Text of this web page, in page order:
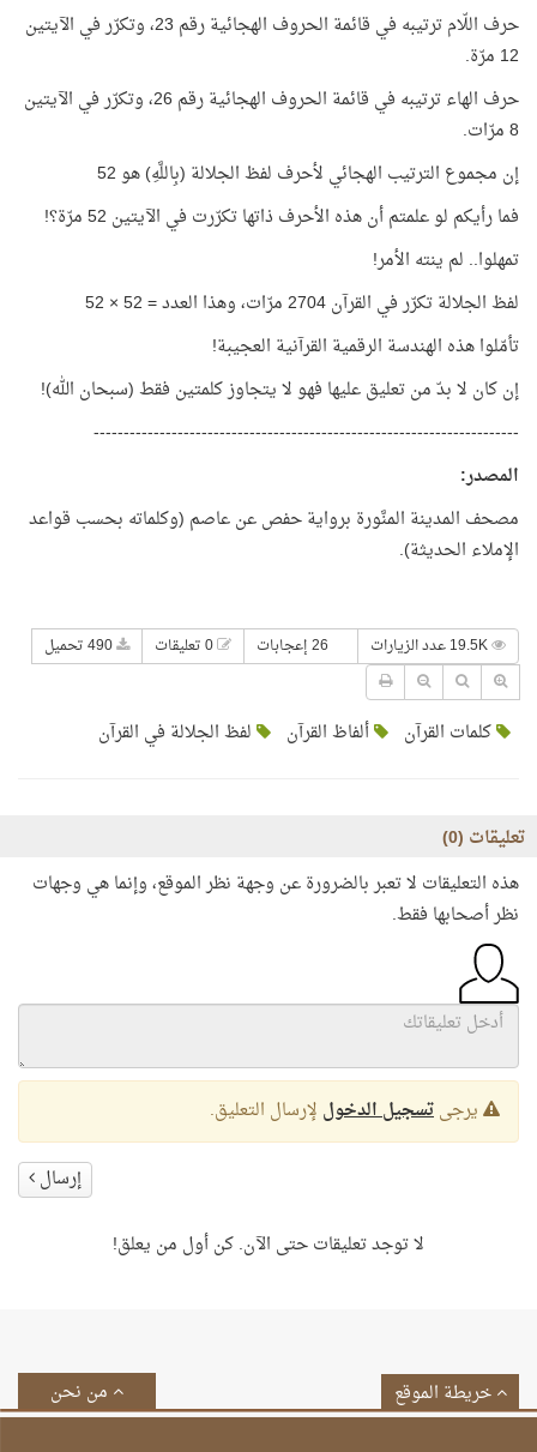
حرف اللّام ترتيبه في قائمة الحروف الهجائية رقم 23، وتكرّر في الآيتين
12 مرّة.
حرف الهاء ترتيبه في قائمة الحروف الهجائية رقم 26، وتكرّر في الآيتين
8 مرّات.
إن مجموع الترتيب الهجائي لأحرف لفظ الجلالة (بِاللَّهِ) هو 52
فما رأيكم لو علمتم أن هذه الأحرف ذاتها تكرّرت في الآيتين 52 مرّة؟!
تمهلوا.. لم ينته الأمر!
لفظ الجلالة تكرّر في القرآن 2704 مرّات، وهذا العدد = 52 × 52
تأمّلوا هذه الهندسة الرقمية القرآنية العجيبة!
إن كان لا بدّ من تعليق عليها فهو لا يتجاوز كلمتين فقط (سبحان الله)!
-----------------------------------------------------------------------
المصدر:
مصحف المدينة المنَّورة برواية حفص عن عاصم (وكلماته بحسب قواعد
الإملاء الحديثة).
26 إعجابات
كلمات القرآن ألفاظ القرآن لفظ الجلالة في القرآن
تعليقات (0
)
هذه التعليقات لا تعبر بالضرورة عن وجهة نظر الموقع، وإنما هي وجهات
نظر أصحابها فقط.
يرجىتسجيل الدخول لإرسال التعليق.
إرسال
لا توجد تعليقات حتى الآن. كن أول من يعلق!
من نحن خريطة الموقع